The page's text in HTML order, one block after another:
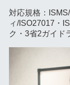
対応規格：
ィ/ISO27017・
ク・3省2ガイド